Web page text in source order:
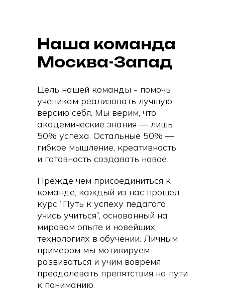
Наша команда
Москва-Запад
Цель нашей команды - помочь
ученикам реализовать лучшую
версию себя. Мы верим, что
академические знания — лишь
50% успеха. Остальные 50% —
гибкое мышление, креативность
и готовность создавать новое.
Прежде чем присоединиться к
команде, каждый из нас прошел
курс “Путь к успеху педагога:
учись учиться”, основанный на
мировом опыте и новейших
технологиях в обучении. Личным
примером мы мотивируем
развиваться и учим вовремя
преодолевать препятствия на пути
к пониманию.